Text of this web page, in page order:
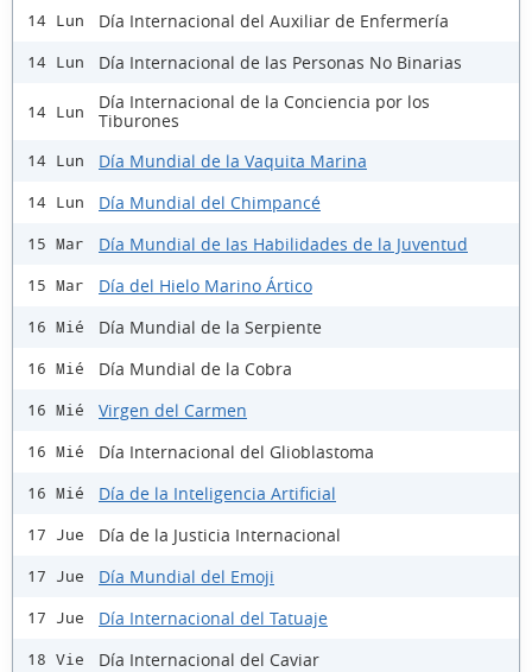
14 Lun Día Internacional del Auxiliar de Enfermería
14 Lun Día Internacional de las Personas No Binarias
14 Lun
Día Internacional de la Conciencia por los
Tiburones
14 Lun Día Mundial de la Vaquita Marina
14 Lun Día Mundial del Chimpancé
15 Mar Día Mundial de las Habilidades de la Juventud
15 Mar Día del Hielo Marino Ártico
16 Mié Día Mundial de la Serpiente
16 Mié Día Mundial de la Cobra
16 Mié Virgen del Carmen
16 Mié Día Internacional del Glioblastoma
16 Mié Día de la Inteligencia Artificial
17 Jue Día de la Justicia Internacional
17 Jue Día Mundial del Emoji
17 Jue Día Internacional del Tatuaje
18 Vie Día Internacional del Caviar